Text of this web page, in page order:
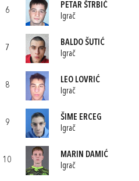
6
PETAR ŠTRBIĆ
Igrač
7
BALDO ŠUTIĆ
Igrač
8
LEO LOVRIĆ
Igrač
9
ŠIME ERCEG
Igrač
10
MARIN DAMIĆ
Igrač